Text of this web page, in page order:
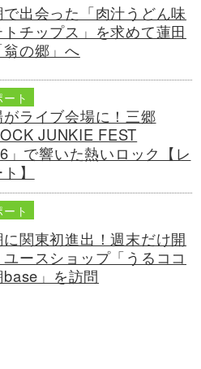
で出会った「肉汁うどん味
トチップス」を求めて蓮田
翁の郷」へ
ト
がライブ会場に！三郷
JUNKIE FEST
」で響いた熱いロック【レ
】
ト
に関東初進出！週末だけ開
ユースショップ「うるココ
base」を訪問